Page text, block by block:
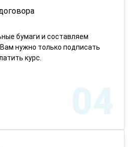
бумаги и составляем
нужно только подписать
курс.
04